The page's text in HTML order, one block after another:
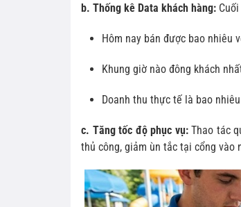
b. Thống kê Data khách hàng:
Hôm nay bán được bao nhiêu
Khung giờ nào đông khách
Doanh thu thực tế là bao
c. Tăng tốc độ phục vụ:Thao tác
thủ công, giảm ùn tắc tại cổng vào